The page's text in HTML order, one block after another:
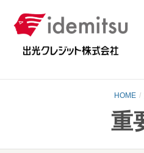
HOME
重